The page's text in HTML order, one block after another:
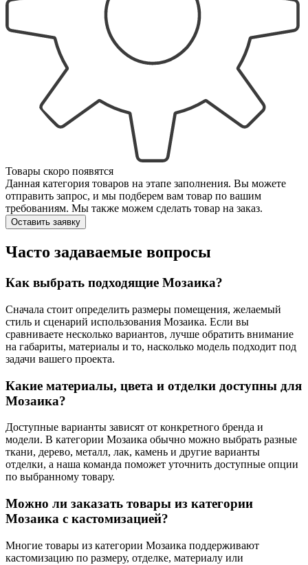
Товары скоро появятся
Данная категория товаров на этапе заполнения. Вы можете
отправить запрос, и мы подберем вам товар по вашим
требованиям. Мы также можем сделать товар на заказ.
Оставить заявку
Часто задаваемые вопросы
Как выбрать подходящие Мозаика?
Сначала стоит определить размеры помещения, желаемый
стиль и сценарий использования Мозаика. Если вы
сравниваете несколько вариантов, лучше обратить внимание
на габариты, материалы и то, насколько модель подходит под
задачи вашего проекта.
Какие материалы, цвета и отделки доступны для
Мозаика?
Доступные варианты зависят от конкретного бренда и
модели. В категории Мозаика обычно можно выбрать разные
ткани, дерево, металл, лак, камень и другие варианты
отделки, а наша команда поможет уточнить доступные опции
по выбранному товару.
Можно ли заказать товары из категории
Мозаика с кастомизацией?
Многие товары из категории Мозаика поддерживают
кастомизацию по размеру, отделке, материалу или